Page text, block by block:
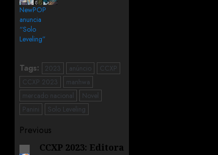
NewPOP
anuncia
“Solo
Leveling”
Tags: 2023 anúncio
CCXP
CCXP 2023
manhwa
mercado nacional
Novel
Panini
Solo Leveling
Previous
CCXP 2023: Editora